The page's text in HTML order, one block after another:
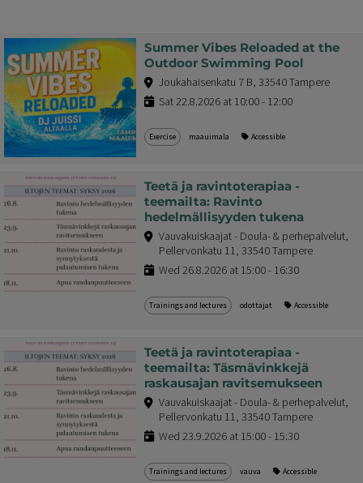
Summer Vibes Reloaded at the
Outdoor Swimming Pool
Joukahaisenkatu 7 B, 33540 Tampere
Sat 22.8.2026 at 10:00 - 12:00
Exercise maauimala Accessible
Teetä ja ravintoterapiaa -
teemailta: Ravinto
hedelmällisyyden tukena
Vauvakuiskaajat - Doula- & perhepalvelut,
Pellervonkatu 11, 33540 Tampere
Wed 26.8.2026 at 15:00 - 16:30
Trainings and lectures odottajat Accessible
Teetä ja ravintoterapiaa -
teemailta: Täsmävinkkejä
raskausajan ravitsemukseen
Vauvakuiskaajat - Doula- & perhepalvelut,
Pellervonkatu 11, 33540 Tampere
Wed 23.9.2026 at 15:00 - 15:30
Trainings and lectures vauva Accessible